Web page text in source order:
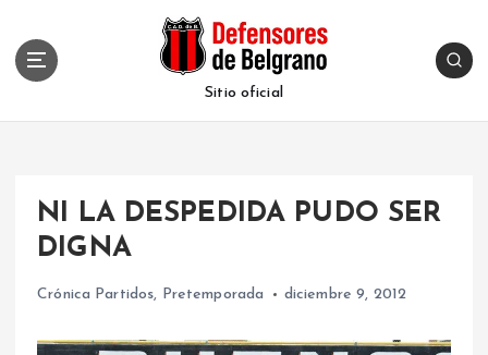
Sitio oficial
NI LA DESPEDIDA PUDO SER
DIGNA
Crónica Partidos, Pretemporada diciembre 9, 2012